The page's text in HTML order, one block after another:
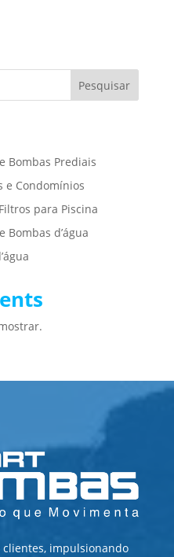
Pesquisar
Bombas Prediais
e Condomínios
para Piscina
d’água
impulsionando